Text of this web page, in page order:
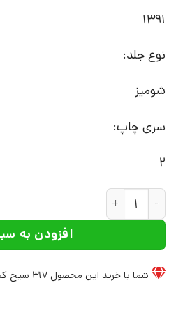
1391
نوع جلد:
شومیز
سری چاپ:
2
کتاب ادبیات سیاسی تشیع |
افزودن به
شما با خرید این محصول 317 سیخ